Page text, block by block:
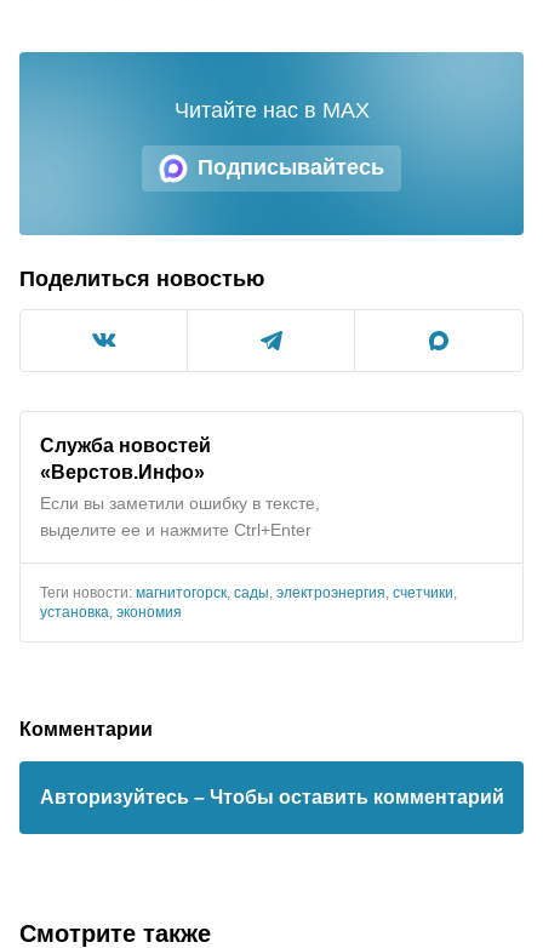
Подписывайтесь
Читайте нас в MAX
Поделиться новостью
Служба новостей
«Верстов.Инфо»
Если вы заметили ошибку в тексте,
выделите ее и нажмите Ctrl+Enter
Теги новости: магнитогорск сады электроэнергия счетчики
установка экономия
Комментарии
Авторизуйтесь – Чтобы оставить комментарий
Смотрите также